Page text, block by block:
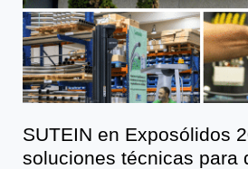
SUTEIN en Exposólidos
soluciones técnicas para